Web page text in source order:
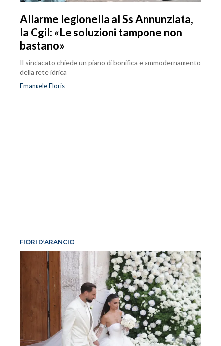
Allarme legionella al Ss Annunziata,
la Cgil: «Le soluzioni tampone non
bastano»
Il sindacato chiede un piano di bonifica e ammodernamento
della rete idrica
Emanuele Floris
FIORI D’ARANCIO